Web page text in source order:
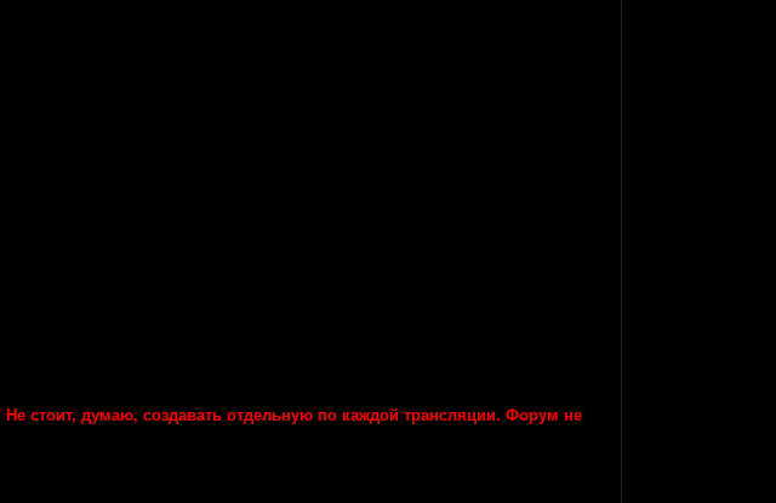
стоит, думаю, создавать отдельную по каждой трансляции. Форум не